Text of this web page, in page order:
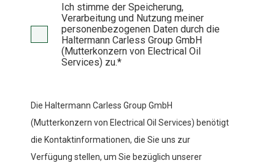
Ich stimme der Speicherung,
Verarbeitung und Nutzung meiner
personenbezogenen Daten durch die
Haltermann Carless Group GmbH
(Mutterkonzern von Electrical Oil
Services) zu.*
Die Haltermann Carless Group GmbH
(Mutterkonzern von Electrical Oil Services) benötigt
die Kontaktinformationen, die Sie uns zur
Verfügung stellen, um Sie bezüglich unserer